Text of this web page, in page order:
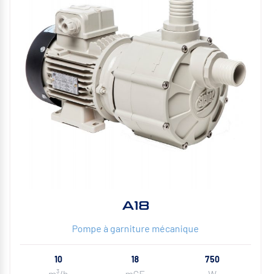
A18
Pompe à garniture mécanique
10 18 750